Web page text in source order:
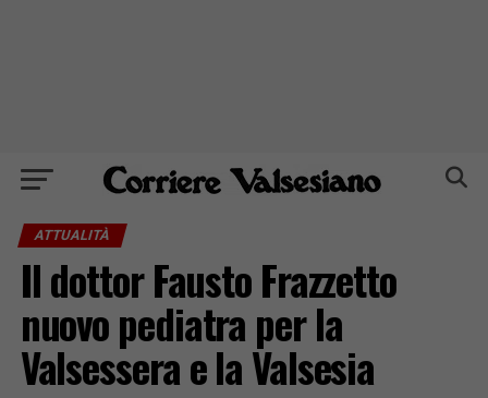
ATTUALITÀ
Il dottor Fausto Frazzetto
nuovo pediatra per la
Valsessera e la Valsesia